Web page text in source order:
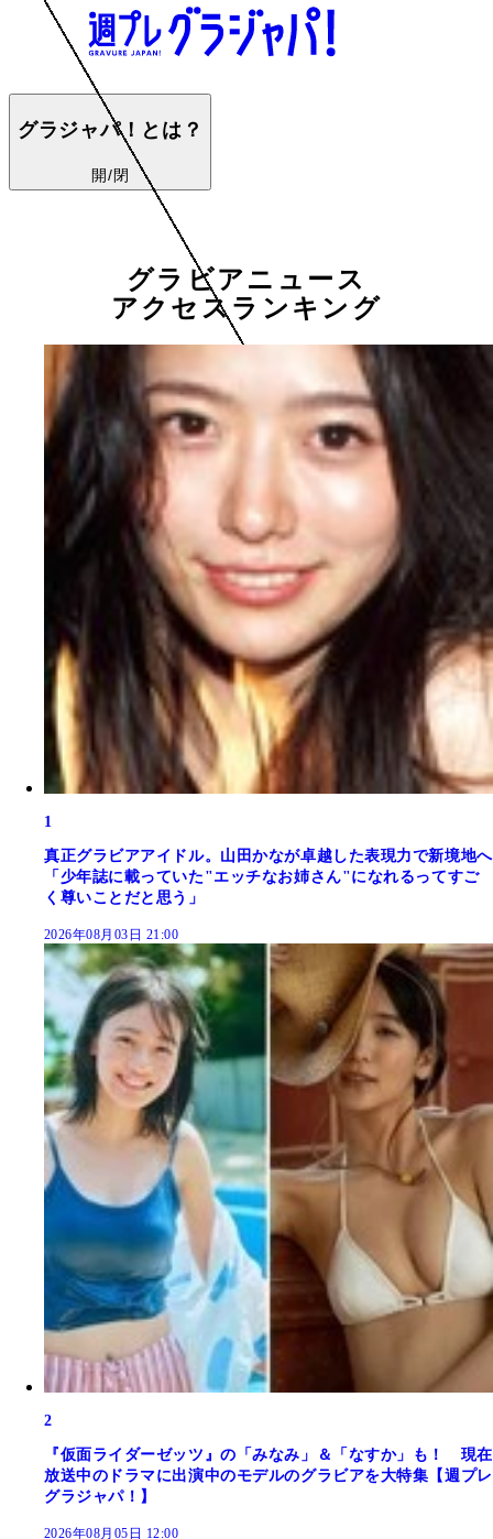
グラジャパ！とは？
開/閉
グラビアニュース
アクセスランキング
1
真正グラビアアイドル。山田かなが卓越した表現力で新境地へ
「少年誌に載っていた"エッチなお姉さん"になれるってすご
く尊いことだと思う」
2026年08月03日 21:00
2
『仮面ライダーゼッツ』の「みなみ」＆「なすか」も！ 現在
放送中のドラマに出演中のモデルのグラビアを大特集【週プレ
グラジャパ！】
2026年08月05日 12:00